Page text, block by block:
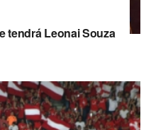
tendrá Leonai Souza